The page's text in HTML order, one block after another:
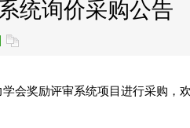
统询价采购公告
会奖励评审系统项目进行采购，